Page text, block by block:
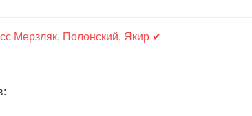
Мерзляк, Полонский, Якир ✔